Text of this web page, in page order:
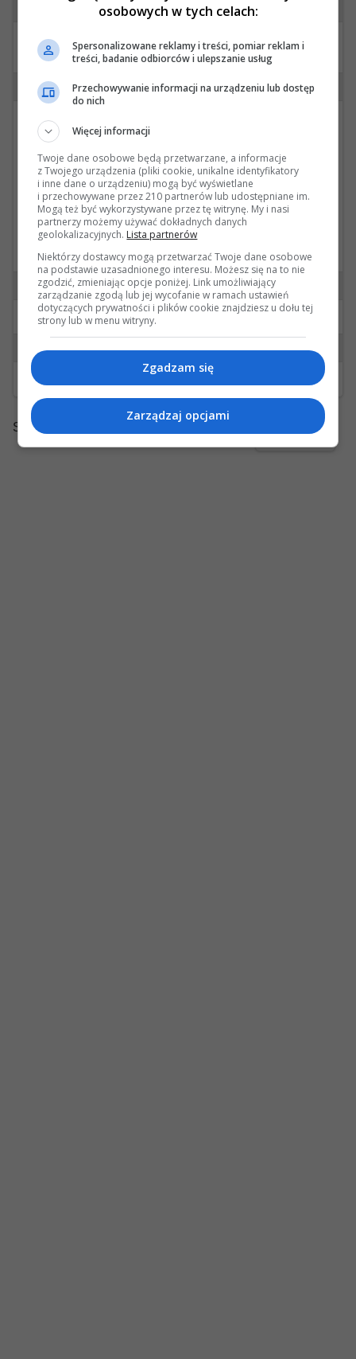
#12 wysłana przez kmtaxi dnia 17 Aug 2023
Dziękuję. Mnie nie musi zadawalać, wystarczy aby
zadowoliła bratanka.😉
#13 wysłana przez razador dnia 19 Apr 2024
Cytat: 0okm w 16 Sierpnia 2023, 09:52 38s
takiej korzystam), to wysłałem link w
wiadomości prywatnej.
Witam. też mam problem z znalezieniem programu,
mógłbym prosić o link do 2020 ?
#14 wysłana przez 0okm dnia 19 Apr 2024
Wysłane.
#15 wysłana przez Driv3r dnia 27 Nov 2024
0okm, czy mógłbyś wysłać również mi?
Strony: Akcje
osobowych w tych celach:
Spersonalizowane reklamy i treści, pomiar reklam i
treści, badanie odbiorców i ulepszanie usług
Przechowywanie informacji na urządzeniu lub dostęp
do nich
Więcej informacji
Twoje dane osobowe będą przetwarzane, a informacje
z Twojego urządzenia (pliki cookie, unikalne identyfikatory
i inne dane o urządzeniu) mogą być wyświetlane
i przechowywane przez 210 partnerów lub udostępniane im.
Mogą też być wykorzystywane przez tę witrynę. My i nasi
partnerzy możemy używać dokładnych danych
geolokalizacyjnych. Lista partnerów
Niektórzy dostawcy mogą przetwarzać Twoje dane osobowe
na podstawie uzasadnionego interesu. Możesz się na to nie
zgodzić, zmieniając opcje poniżej. Link umożliwiający
zarządzanie zgodą lub jej wycofanie w ramach ustawień
dotyczących prywatności i plików cookie znajdziesz u dołu tej
strony lub w menu witryny.
Zgadzam się
Zarządzaj opcjami